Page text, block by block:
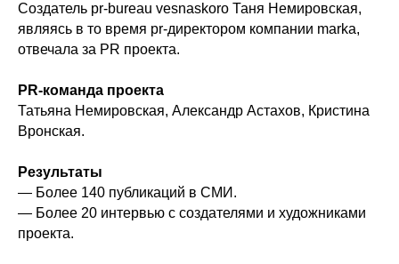
Создатель pr-bureau vesnaskoro Таня Немировская,
являясь в то время pr-директором компании marka,
отвечала за PR проекта.
PR-команда проекта
Татьяна Немировская, Александр Астахов, Кристина
Вронская.
Результаты
— Более 140 публикаций в СМИ.
— Более 20 интервью с создателями и художниками
проекта.